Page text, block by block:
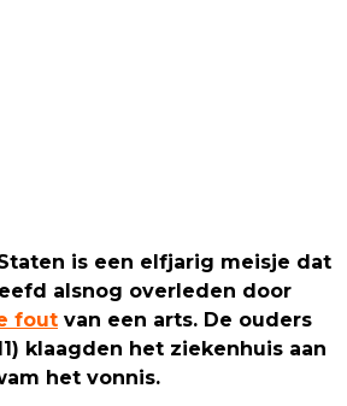
is een elfjarig meisje dat
alsnog overleden door
fout van een arts. De ouders
klaagden het ziekenhuis aan
het vonnis.